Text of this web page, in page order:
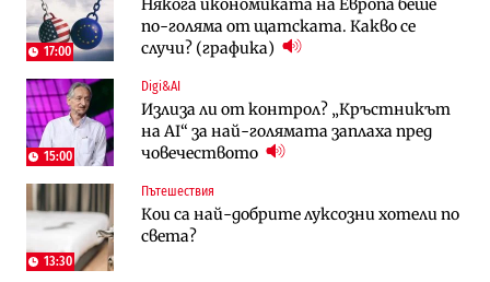
17:00
Някога икономиката на Европа беше
по-голяма от щатската. Какво се
случи? (графика)
15:00
Digi&AI
Излиза ли от контрол? „Кръстникът
на AI“ за най-голямата заплаха пред
човечеството
13:30
Пътешествия
Кои са най-добрите луксозни хотели по
света?
Столична община избра изпълнител за
преместването на трамвайното
трасе по бул. „Скобелев“
Компании
Vivacom предлага над 150 устройства с
90% отстъпка през август
Компании
„Ендуросат“ ще строи огромен
космически и отбранителен център в
Vivacom предлага над 150 устройства с
90% отстъпка през август
Градоустройство
Столична община избра изпълнител за
преместването на трамвайното
трасе по бул. „Скобелев“
Енергетика
Държавният ТЕЦ „Марица изток 2“
работи с 5 блока